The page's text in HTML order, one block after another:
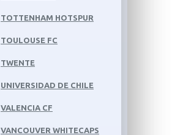
TOTTENHAM HOTSPUR
TOULOUSE FC
TWENTE
UNIVERSIDAD DE CHILE
VALENCIA CF
VANCOUVER WHITECAPS